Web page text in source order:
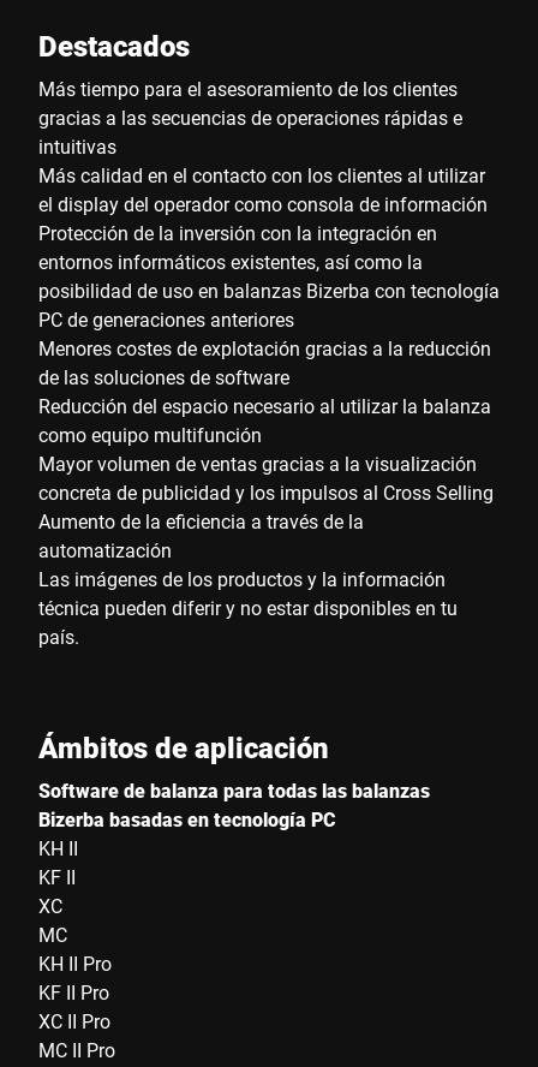
Destacados
Más tiempo para el asesoramiento de los clientes
gracias a las secuencias de operaciones rápidas e
intuitivas
Más calidad en el contacto con los clientes al utilizar
el display del operador como consola de información
Protección de la inversión con la integración en
entornos informáticos existentes, así como la
posibilidad de uso en balanzas Bizerba con tecnología
PC de generaciones anteriores
Menores costes de explotación gracias a la reducción
de las soluciones de software
Reducción del espacio necesario al utilizar la balanza
como equipo multifunción
Mayor volumen de ventas gracias a la visualización
concreta de publicidad y los impulsos al Cross Selling
Aumento de la eficiencia a través de la
automatización
Las imágenes de los productos y la información
técnica pueden diferir y no estar disponibles en tu
país.
Ámbitos de aplicación
Software de balanza para todas las balanzas
Bizerba basadas en tecnología PC
KH II
KF II
XC
MC
KH II Pro
KF II Pro
XC II Pro
MC II Pro